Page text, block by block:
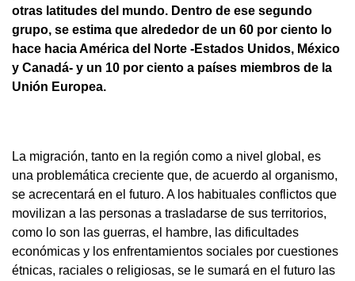
otras latitudes del mundo. Dentro de ese segundo
grupo, se estima que alrededor de un 60 por ciento lo
hace hacia América del Norte -Estados Unidos, México
y Canadá- y un 10 por ciento a países miembros de la
Unión Europea.
La migración, tanto en la región como a nivel global, es
una problemática creciente que, de acuerdo al organismo,
se acrecentará en el futuro. A los habituales conflictos que
movilizan a las personas a trasladarse de sus territorios,
como lo son las guerras, el hambre, las dificultades
económicas y los enfrentamientos sociales por cuestiones
étnicas, raciales o religiosas, se le sumará en el futuro las